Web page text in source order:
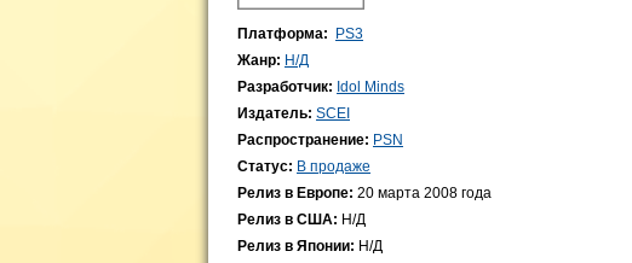
Платформа:
PS3
Жанр: Н/Д
Разработчик: Idol Minds
Издатель: SCEI
Распространение: PSN
Статус: В продаже
Релиз в Европе: 20 марта 2008 года
Релиз в США: Н/Д
Релиз в Японии: Н/Д